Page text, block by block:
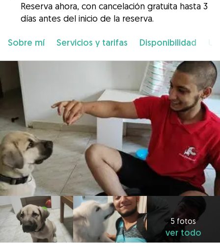
Reserva ahora, con cancelación gratuita hasta 3
días antes del inicio de la reserva.
Sobre mí Servicios y tarifas Disponibilidad
5 fotos
ver todo